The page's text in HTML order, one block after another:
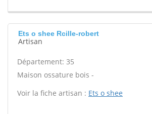
Ets o shee Rcille-robert
Artisan
Département: 35
Maison ossature bois -
Voir la fiche artisan : Ets o shee